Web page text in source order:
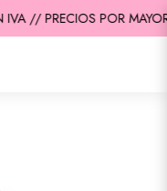
// PRECIOS POR